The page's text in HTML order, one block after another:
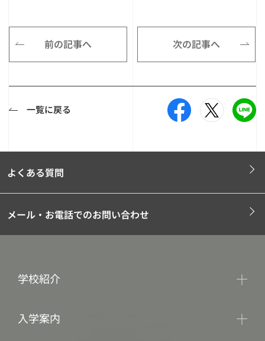
前の記事へ 次の記事へ
一覧に戻る
よくある質問
メール・お電話でのお問い合わせ
学校紹介
入学案内